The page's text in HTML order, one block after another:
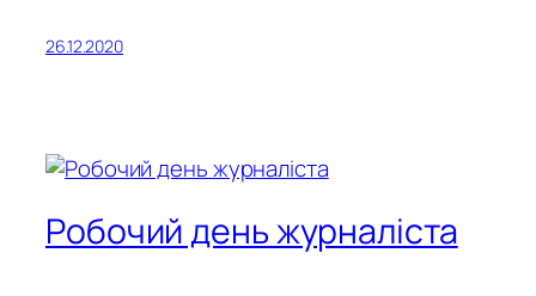
26.12.2020
Робочий день журналіста